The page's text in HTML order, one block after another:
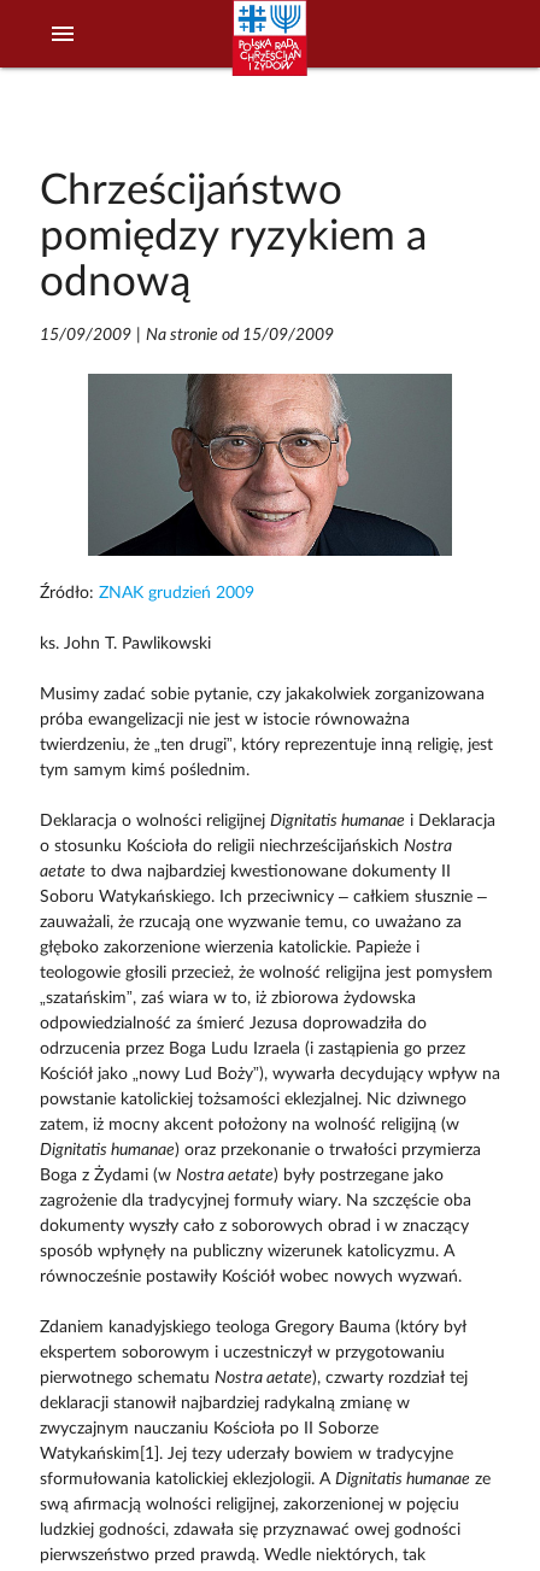
menu
Chrześcijaństwo
pomiędzy ryzykiem a
odnową
15/09/2009| Na stronie od 15/09/2009
Źródło: ZNAK grudzień 2009
ks. John T. Pawlikowski
Musimy zadać sobie pytanie, czy jakakolwiek zorganizowana
próba ewangelizacji nie jest w istocie równoważna
twierdzeniu, że „ten drugi”, który reprezentuje inną religię, jest
tym samym kimś poślednim.
Deklaracja o wolności religijnej Dignitatis humanae i Deklaracja
o stosunku Kościoła do religii niechrześcijańskich Nostra
aetate to dwa najbardziej kwestionowane dokumenty II
Soboru Watykańskiego. Ich przeciwnicy – całkiem słusznie –
zauważali, że rzucają one wyzwanie temu, co uważano za
głęboko zakorzenione wierzenia katolickie. Papieże i
teologowie głosili przecież, że wolność religijna jest pomysłem
„szatańskim”, zaś wiara w to, iż zbiorowa żydowska
odpowiedzialność za śmierć Jezusa doprowadziła do
odrzucenia przez Boga Ludu Izraela (i zastąpienia go przez
Kościół jako „nowy Lud Boży”), wywarła decydujący wpływ na
powstanie katolickiej tożsamości eklezjalnej. Nic dziwnego
zatem, iż mocny akcent położony na wolność religijną (w
Dignitatis humanae) oraz przekonanie o trwałości przymierza
Boga z Żydami (w Nostra aetate) były postrzegane jako
zagrożenie dla tradycyjnej formuły wiary. Na szczęście oba
dokumenty wyszły cało z soborowych obrad i w znaczący
sposób wpłynęły na publiczny wizerunek katolicyzmu. A
równocześnie postawiły Kościół wobec nowych wyzwań.
Zdaniem kanadyjskiego teologa Gregory Bauma (który był
ekspertem soborowym i uczestniczył w przygotowaniu
pierwotnego schematu Nostra aetate), czwarty rozdział tej
deklaracji stanowił najbardziej radykalną zmianę w
zwyczajnym nauczaniu Kościoła po II Soborze
Watykańskim[1]. Jej tezy uderzały bowiem w tradycyjne
sformułowania katolickiej eklezjologii. A Dignitatis humanae ze
swą afirmacją wolności religijnej, zakorzenionej w pojęciu
ludzkiej godności, zdawała się przyznawać owej godności
pierwszeństwo przed prawdą. Wedle niektórych, tak